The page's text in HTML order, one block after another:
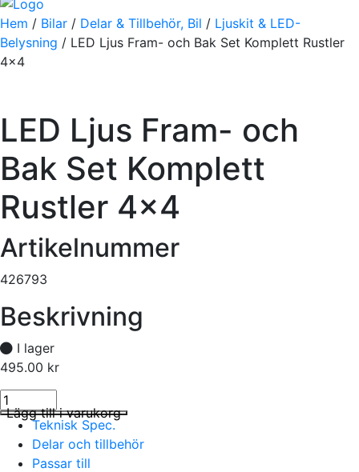
Hem / Bilar / Delar & Tillbehör, Bil / Ljuskit & LED-
Belysning / LED Ljus Fram- och Bak Set Komplett Rustler
4×4
LED Ljus Fram- och
Bak Set Komplett
Rustler 4×4
Artikelnummer
426793
Beskrivning
I lager
495.00 kr
I lager
LED Ljus Fram- och Bak Set Komplett Rustler 4x4 mängd
Lägg till i varukorg
Teknisk Spec.
Delar och tillbehör
Passar till